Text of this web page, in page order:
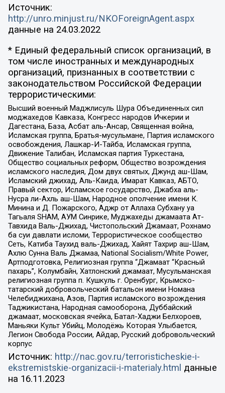
Источник:
http://unro.minjust.ru/NKOForeignAgent.aspx
данные на 24.03.2022
* Единый федеральный список организаций, в
том числе иностранных и международных
организаций, признанных в соответствии с
законодательством Российской Федерации
террористическими:
Высший военный Маджлисуль Шура Объединенных сил
моджахедов Кавказа, Конгресс народов Ичкерии и
Дагестана, База, Асбат аль-Ансар, Священная война,
Исламская группа, Братья-мусульмане, Партия исламского
освобождения, Лашкар-И-Тайба, Исламская группа,
Движение Талибан, Исламская партия Туркестана,
Общество социальных реформ, Общество возрождения
исламского наследия, Дом двух святых, Джунд аш-Шам,
Исламский джихад, Аль-Каида, Имарат Кавказ, АБТО,
Правый сектор, Исламское государство, Джабха аль-
Нусра ли-Ахль аш-Шам, Народное ополчение имени К.
Минина и Д. Пожарского, Аджр от Аллаха Субхану уа
Тагьаля SHAM, АУМ Синрике, Муджахеды джамаата Ат-
Тавхида Валь-Джихад, Чистопольский Джамаат, Рохнамо
ба суи давлати исломи, Террористическое сообщество
Сеть, Катиба Таухид валь-Джихад, Хайят Тахрир аш-Шам,
Ахлю Сунна Валь Джамаа, National Socialism/White Power,
Артподготовка, Религиозная группа “Джамаат “Красный
пахарь”, Колумбайн, Хатлонский джамаат, Мусульманская
религиозная группа п. Кушкуль г. Оренбург, Крымско-
татарский добровольческий батальон имени Номана
Челебиджихана, Азов, Партия исламского возрождения
Таджикистана, Народная самооборона, Дуббайский
джамаат, московская ячейка, Батал-Хаджи Белхороев,
Маньяки Культ Убийц, Молодёжь Которая Улыбается,
Легион Свобода России, Айдар, Русский добровольческий
корпус
Источник: http://nac.gov.ru/terroristicheskie-i-
ekstremistskie-organizacii-i-materialy.html данные
на 16.11.2023